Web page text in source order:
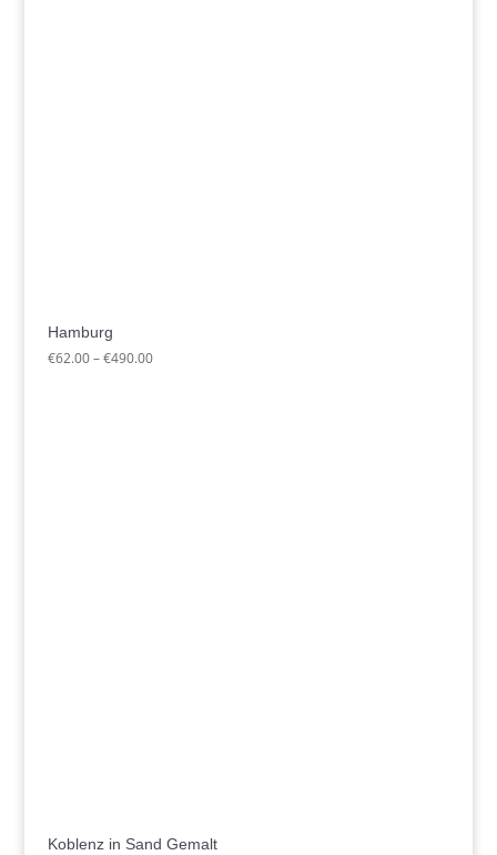
Hamburg
€62.00 –€490.00Preisspanne:
Koblenz in Sand Gemalt